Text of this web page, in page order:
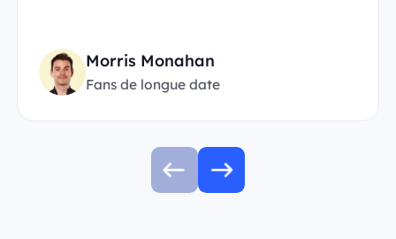
Morris Monahan
Fans de longue date